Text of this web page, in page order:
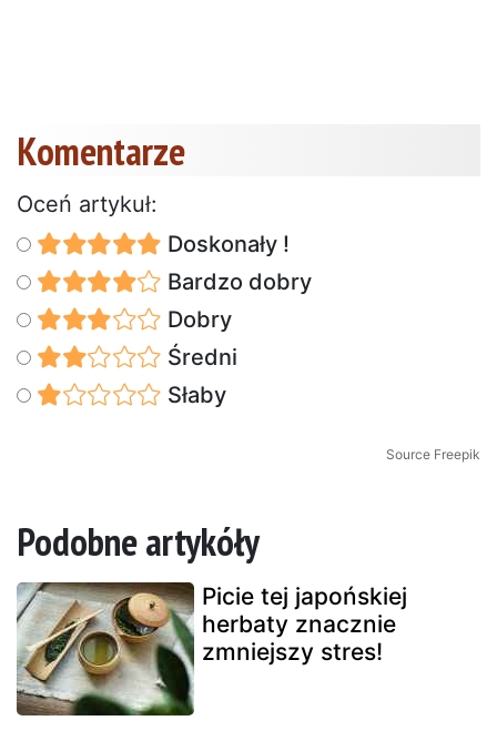
Komentarze
Oceń artykuł:
Doskonały !
Bardzo dobry
Dobry
Średni
Słaby
Source Freepik
Podobne artykóły
Picie tej japońskiej
herbaty znacznie
zmniejszy stres!